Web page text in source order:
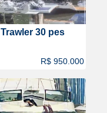
Trawler 30 pes
R$ 950.000